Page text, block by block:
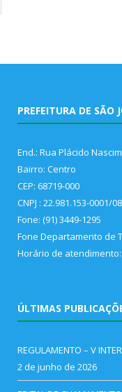
PREFEITURA DE SÃO
End.: Rua Plácido
Bairro: Centro
CEP: 68719-000
CNPJ : 22.981.153-0001/08
Fone: (91) 3449-1295
Fone Departamento de
Horário de atendimento:
ÚLTIMAS
REGULAMENTO – V
2 de junho de 2026